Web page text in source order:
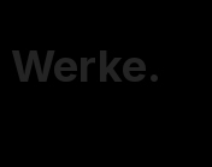
Werke.